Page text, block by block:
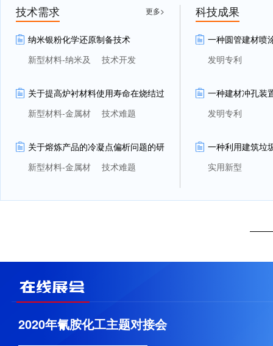
更多>
技术需求
纳米银粉化学还原制备技术
新型材料-纳米及
技术开发
关于提高炉衬材料使用寿命在烧结过
程的改进
新型材料-金属材
技术难题
关于熔炼产品的冷凝点偏析问题的研
究
新型材料-金属材
技术难题
科技成果
一种圆管建材喷
发明专利
一种建材冲孔装
发明专利
一种利用建筑垃
实用新型
2020年氰胺化工主题对接会